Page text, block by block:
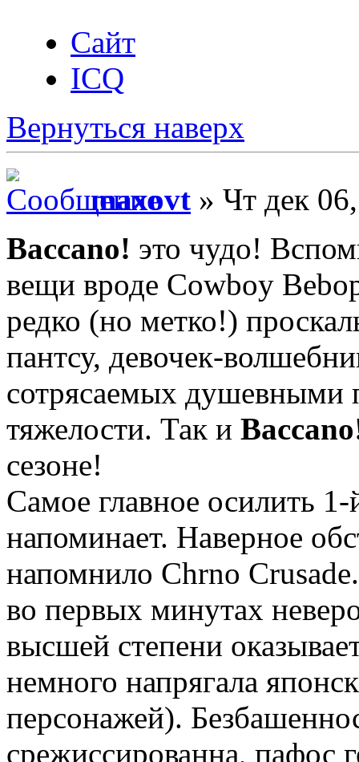
Сайт
ICQ
Вернуться наверх
maxovt » Чт дек
Baccano! это чудо!
вещи вроде Cowboy
редко (но метко!)
пантсу, девочек-
сотрясаемых душевными
тяжелости. Так и
сезоне!
Самое главное осилить
напоминает. Наверное
напомнило Chrno
во первых минутах
высшей степени
немного напрягала
персонажей).
срежиссированна, пафос